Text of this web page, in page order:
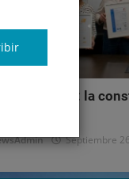
& Wenz: la
Septiembre